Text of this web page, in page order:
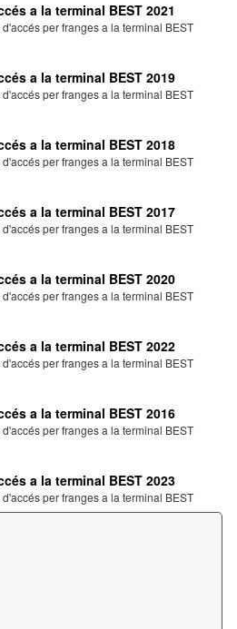
a la terminal BEST 2021
per franges a la terminal BEST
a la terminal BEST 2019
per franges a la terminal BEST
a la terminal BEST 2018
per franges a la terminal BEST
a la terminal BEST 2017
per franges a la terminal BEST
a la terminal BEST 2020
per franges a la terminal BEST
a la terminal BEST 2022
per franges a la terminal BEST
a la terminal BEST 2016
per franges a la terminal BEST
a la terminal BEST 2023
per franges a la terminal BEST
a la terminal BEST 2024
per franges a la terminal BEST
a la terminal BEST 2025